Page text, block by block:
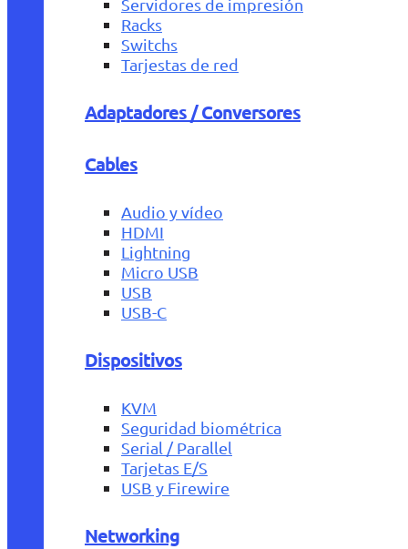
Servidores de impresión
Racks
Switchs
Tarjestas de red
Adaptadores / Conversores
Cables
Audio y vídeo
HDMI
Lightning
Micro USB
USB
USB-C
Dispositivos
KVM
Seguridad biométrica
Serial / Parallel
Tarjetas E/S
USB y Firewire
Networking